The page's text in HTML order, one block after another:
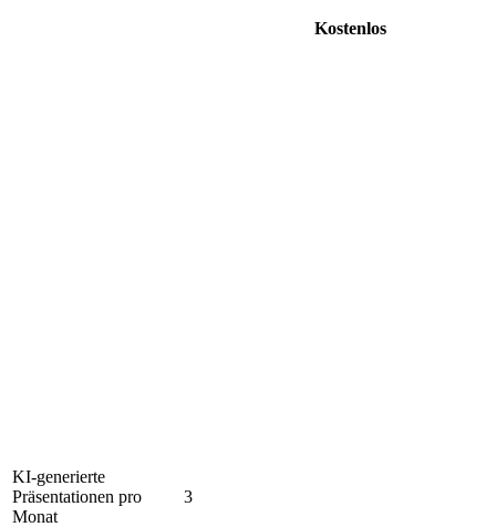
Kostenlos
KI-generierte
Präsentationen pro
Monat
3